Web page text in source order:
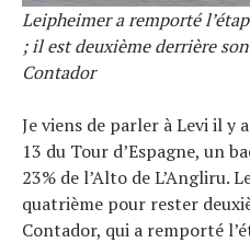
Leipheimer a remporté
; il est deuxième derrière
Contador
Je viens de parler à Levi il y
13 du Tour d’Espagne, un
23% de l’Alto de L’Angliru.
quatrième pour rester
Contador, qui a remporté